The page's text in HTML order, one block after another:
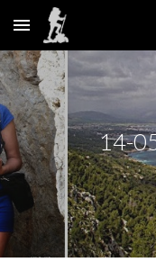
Skip to main content
14-